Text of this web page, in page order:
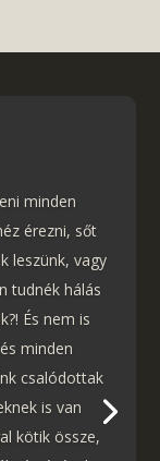
minden
érezni, sőt
leszünk, vagy
tudnék hálás
És nem is
minden
csalódottak
is van
kötik össze,